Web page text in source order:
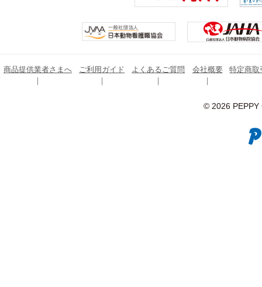
商品提供業者さまへ ご利用ガイド よくあるご質問 会社概要 特定商取
© 2026 PEPPY